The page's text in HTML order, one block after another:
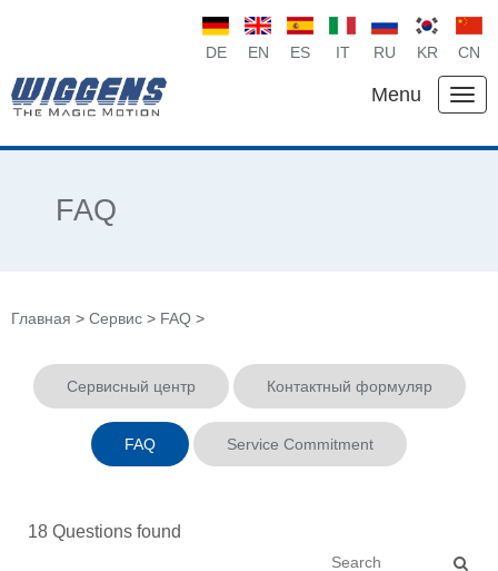
DE EN ES IT RU KR CN
Menu
FAQ
Главная > Сервис > FAQ >
Сервисный центр Контактный формуляр
FAQ Service Commitment
18 Questions found